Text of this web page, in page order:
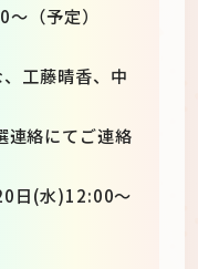
～（予定）
工藤晴香、中
連絡にてご連絡
日(水)12:00～